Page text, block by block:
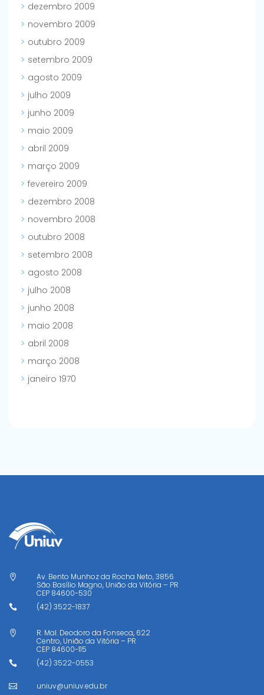
dezembro 2009
novembro 2009
outubro 2009
setembro 2009
agosto 2009
julho 2009
junho 2009
maio 2009
abril 2009
março 2009
fevereiro 2009
dezembro 2008
novembro 2008
outubro 2008
setembro 2008
agosto 2008
julho 2008
junho 2008
maio 2008
abril 2008
março 2008
janeiro 1970

Av. Bento Munhoz da Rocha Neto, 3856
São Basílio Magno, União da Vitória – PR
CEP 84600-530
 (42) 3522-1837

R. Mal. Deodoro da Fonseca, 622
Centro, União da Vitória – PR
CEP 84600-115
 (42) 3522-0553
 uniuv@uniuv.edu.br